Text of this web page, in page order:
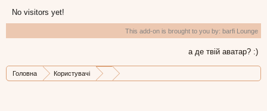
No visitors yet!
This add-on is brought to you by: barfi Lounge
а де твій аватар? :)
Головна Користувачі